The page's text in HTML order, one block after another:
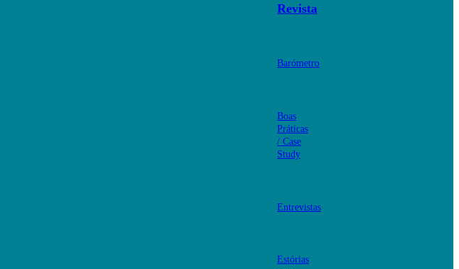
Revista
Barómetro
Boas
Práticas
/ Case
Study
Entrevistas
Estórias